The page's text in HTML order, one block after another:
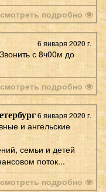
смотреть подробно
6 января 2020 г.
с 8ч00м до
смотреть подробно
6 января 2020 г.
и ангельские
семьи и детей
поток...
смотреть подробно